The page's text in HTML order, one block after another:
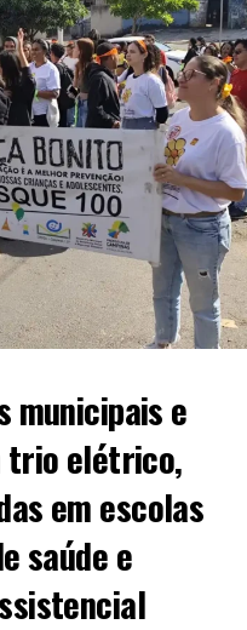
municipais e
trio elétrico,
em escolas
saúde e